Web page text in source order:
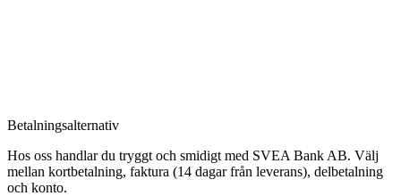
Betalningsalternativ
Hos oss handlar du tryggt och smidigt med SVEA Bank AB. Välj
mellan kortbetalning, faktura (14 dagar från leverans), delbetalning
och konto.